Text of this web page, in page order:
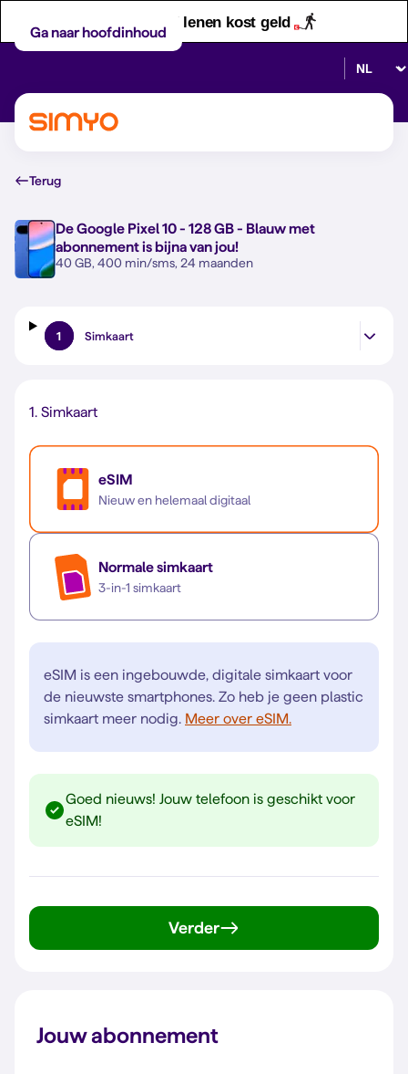
Let op! Geld lenen kost geld
Ga naar hoofdinhoud
Terug
DeGoogle Pixel 10 - 128 GB - Blauwmet
abonnement is bijna van jou!
40 GB, 400 min/sms, 24 maanden
1 Simkaart
1. Simkaart
Normale simkaart
3-in-1 simkaart
eSIM
Nieuw en helemaal digitaal
eSIM is een ingebouwde, digitale simkaart voor
de nieuwste smartphones. Zo heb je geen plastic
simkaart meer nodig. Meer over eSIM.
Goed nieuws! Jouw telefoon is geschikt voor
eSIM!
Verder
Jouw abonnement